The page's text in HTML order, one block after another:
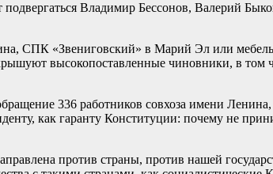
Владимир Бессонов, Валерий
СПК «Звениговский» в Марий Эл или
высокопоставленные чиновники, в том
336 работников совхоза имени Ленина,
как гаранту Конституции: почему не
против страны, против нашей